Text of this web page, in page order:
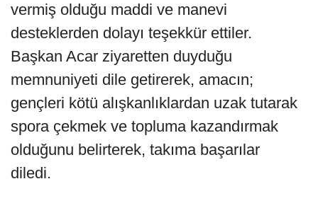
vermiş olduğu maddi ve manevi
desteklerden dolayı teşekkür ettiler.
Başkan Acar ziyaretten duyduğu
memnuniyeti dile getirerek, amacın;
gençleri kötü alışkanlıklardan uzak tutarak
spora çekmek ve topluma kazandırmak
olduğunu belirterek, takıma başarılar
diledi.